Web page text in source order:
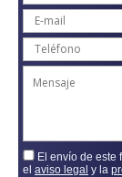
El envío de este
el aviso legal y la